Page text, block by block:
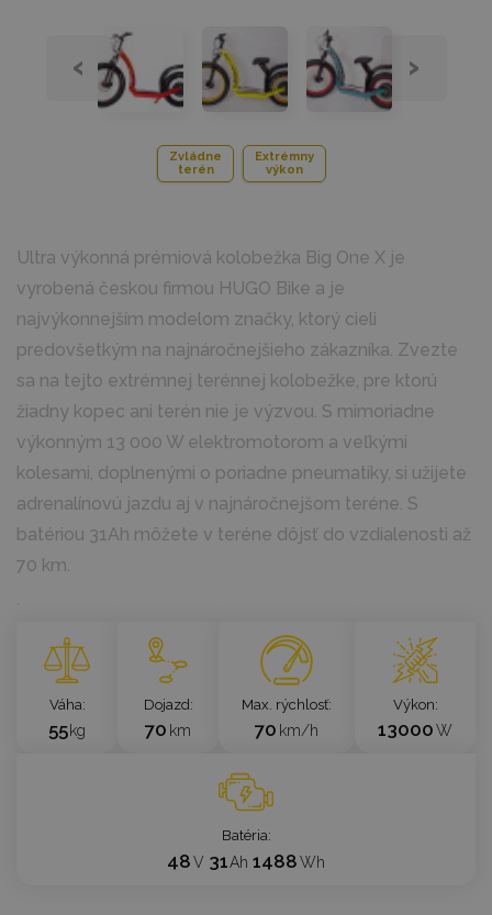
‹ ›
Zvládne
terén
Extrémny
výkon
Ultra výkonná prémiová kolobežka Big One X je
vyrobená českou firmou HUGO Bike a je
najvýkonnejším modelom značky, ktorý cieli
predovšetkým na najnáročnejšieho zákazníka. Zvezte
sa na tejto extrémnej terénnej kolobežke, pre ktorú
žiadny kopec ani terén nie je výzvou. S mimoriadne
výkonným 13 000 W elektromotorom a veľkými
kolesami, doplnenými o poriadne pneumatiky, si užijete
adrenalínovú jazdu aj v najnáročnejšom teréne. S
batériou 31Ah môžete v teréne dôjsť do vzdialenosti až
70 km.
`
Váha
55 kg
Dojazd
70 km
Max. rýchlosť
70 km/h
Výkon
13000W
Batéria
48V 31Ah 1488Wh